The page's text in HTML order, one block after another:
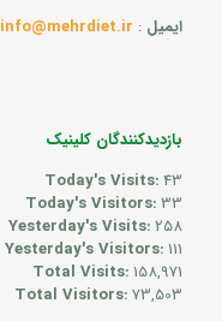
ایمیل :
info@mehrdiet.ir
بازدیدکنندگان کلینیک
Today's Visits:43
Today's Visitors:33
Yesterday's Visits:258
Yesterday's Visitors:111
Total Visits:158,971
Total Visitors:73,503